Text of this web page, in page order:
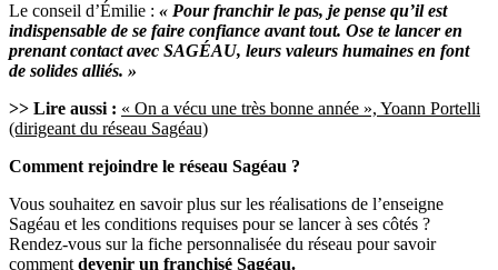
Le conseil d’Émilie : « Pour franchir le pas, je pense qu’il est
indispensable de se faire confiance avant tout. Ose te lancer en
prenant contact avec SAGÉAU, leurs valeurs humaines en font
de solides alliés. »
>> Lire aussi : « On a vécu une très bonne année », Yoann Portelli
(dirigeant du réseau Sagéau)
Comment rejoindre le réseau Sagéau ?
Vous souhaitez en savoir plus sur les réalisations de l’enseigne
Sagéau et les conditions requises pour se lancer à ses côtés ?
Rendez-vous sur la fiche personnalisée du réseau pour savoir
commentdevenir un franchisé Sagéau.